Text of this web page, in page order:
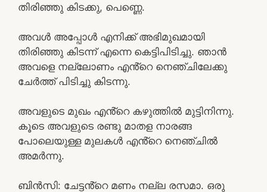
തിരിഞ്ഞു കിടക്കു, പെണ്ണെ.
അവൾ അപ്പോൾ എനിക്ക് അഭിമുഖമായി
തിരിഞ്ഞു കിടന്ന് എന്നെ കെട്ടിപിടിച്ചു. ഞാൻ
അവളെ നല്ലോണം എൻ്റെ നെഞ്ചിലേക്കു
ചേർത്ത് പിടിച്ചു കിടന്നു.
അവളുടെ മുഖം എൻ്റെ കഴുത്തിൽ മുട്ടിനിന്നു.
കൂടെ അവളുടെ രണ്ടു മാതള നാരങ്ങ
പോലെയുള്ള മുലകൾ എൻ്റെ നെഞ്ചിൽ
അമർന്നു.
ബിൻസി: ചേട്ടൻ്റെ മണം നല്ല രസമാ. ഒരു